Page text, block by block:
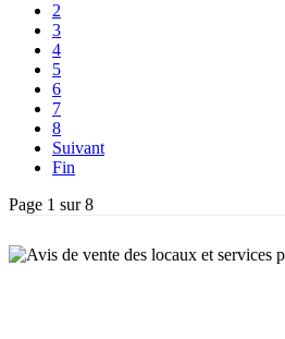
2
3
4
5
6
7
8
Suivant
Fin
Page 1 sur 8